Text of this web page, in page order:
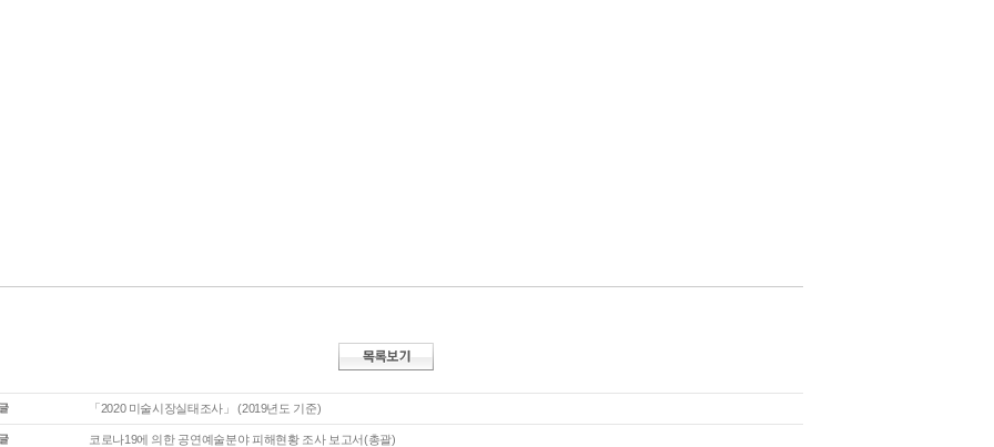
「2020 미술시장실태조사」 (2019년도 기준)
코로나19에 의한 공연예술분야 피해현황 조사 보고서(총괄)